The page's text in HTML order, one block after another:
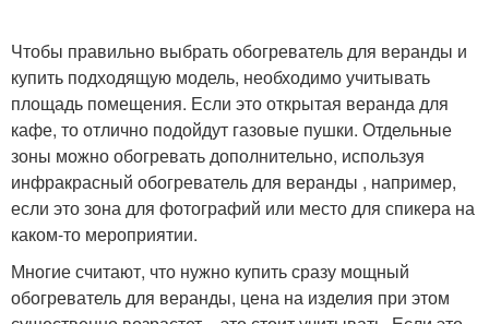
Чтобы правильно выбрать обогреватель для веранды и
купить подходящую модель, необходимо учитывать
площадь помещения. Если это открытая веранда для
кафе, то отлично подойдут газовые пушки. Отдельные
зоны можно обогревать дополнительно, используя
инфракрасный обогреватель для веранды , например,
если это зона для фотографий или место для спикера на
каком-то мероприятии.
Многие считают, что нужно купить сразу мощный
обогреватель для веранды, цена на изделия при этом